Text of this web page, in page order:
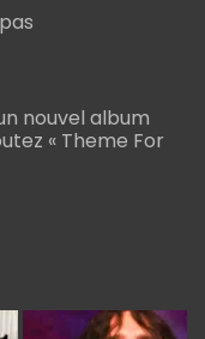
nouvel album
« Theme For